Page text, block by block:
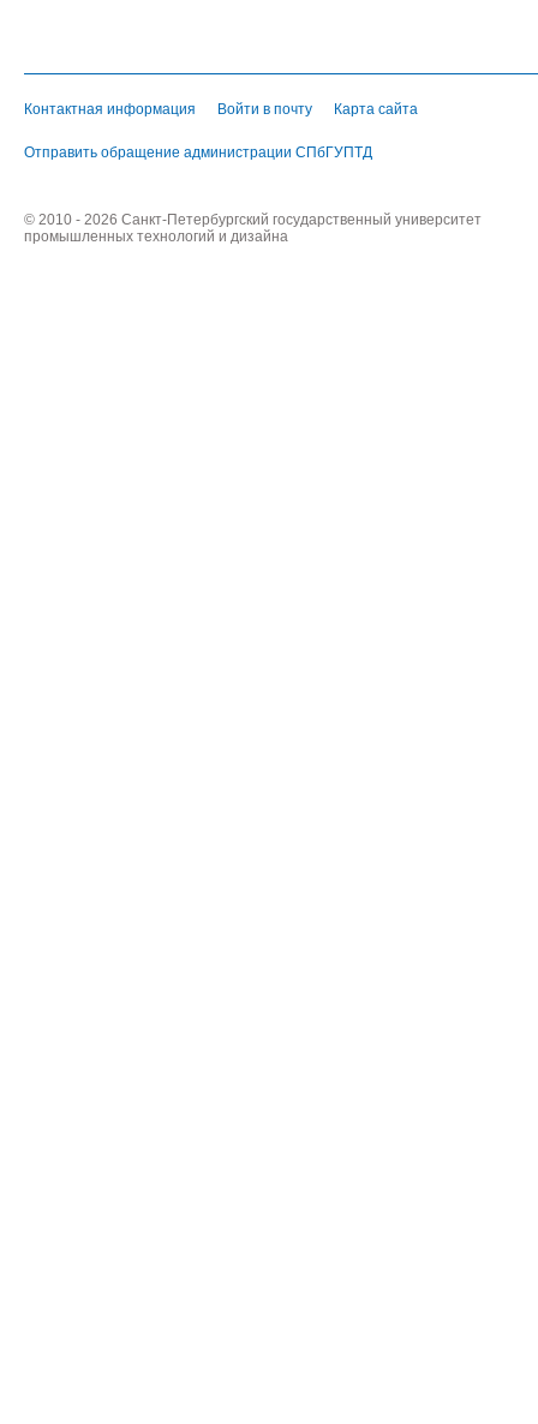
Контактная информация Войти в почту Карта сайта
Отправить обращение администрации СПбГУПТД
© 2010 - 2026 Санкт-Петербургский государственный университет
промышленных технологий и дизайна